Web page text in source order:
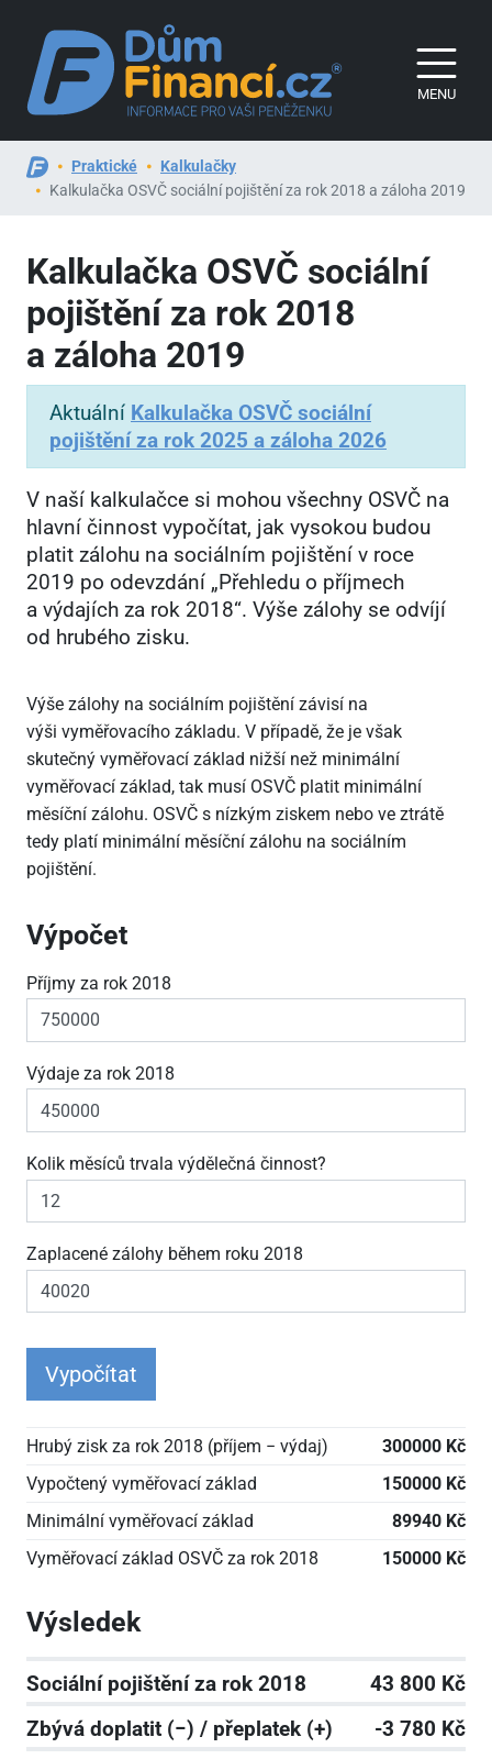
MENU
Praktické
Kalkulačky
Kalkulačka OSVČ sociální pojištění za rok 2018 a záloha 2019
Kalkulačka OSVČ sociální
pojištění za rok 2018
a záloha 2019
Aktuální Kalkulačka OSVČ sociální
pojištění za rok 2025 a záloha 2026
V naší kalkulačce si mohou všechny OSVČ na
hlavní činnost vypočítat, jak vysokou budou
platit zálohu na sociálním pojištění v roce
2019 po odevzdání „Přehledu o příjmech
a výdajích za rok 2018“. Výše zálohy se odvíjí
od hrubého zisku.
Výše zálohy na sociálním pojištění závisí na
výši vyměřovacího základu. V případě, že je však
skutečný vyměřovací základ nižší než minimální
vyměřovací základ, tak musí OSVČ platit minimální
měsíční zálohu. OSVČ s nízkým ziskem nebo ve ztrátě
tedy platí minimální měsíční zálohu na sociálním
pojištění.
Výpočet
Příjmy za rok 2018
Výdaje za rok 2018
Kolik měsíců trvala výdělečná činnost?
Zaplacené zálohy během roku 2018
Vypočítat
Hrubý zisk za rok 2018 (příjem − výdaj)
300000 Kč
Vypočtený vyměřovací základ
150000 Kč
Minimální vyměřovací základ
89940 Kč
Vyměřovací základ OSVČ za rok 2018
150000 Kč
Výsledek
Sociální pojištění za rok 2018
43 800 Kč
Zbývá doplatit (−) / přeplatek (+)
-3 780 Kč